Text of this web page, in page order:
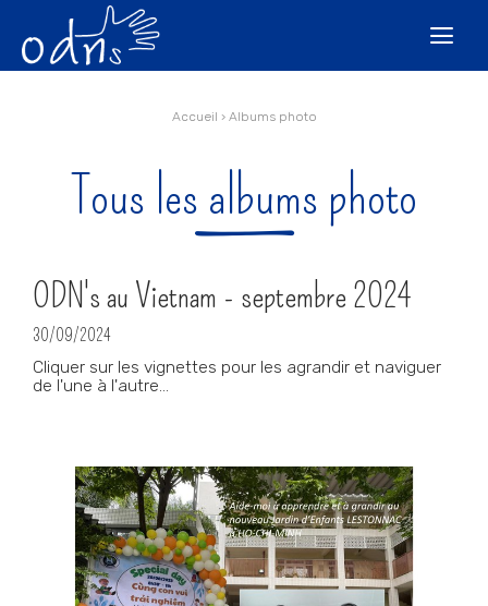

Accueil › Albums photo
Tous les albums photo
ODN's au Vietnam - septembre 2024
30/09/2024
Cliquer sur les vignettes pour les agrandir et naviguer
de l'une à l'autre...